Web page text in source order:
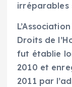
irréparables
Droits de
fut établie
2010 et
2011 par